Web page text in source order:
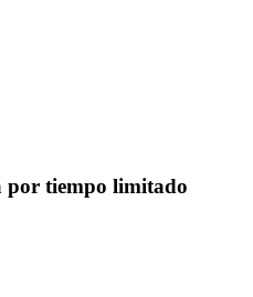
por tiempo limitado